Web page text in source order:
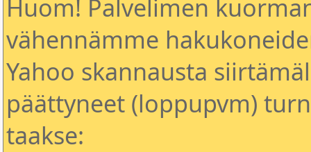
Huom! Palvelimen
vähennämme
Yahoo skannausta
päättyneet (loppupvm)
taakse: